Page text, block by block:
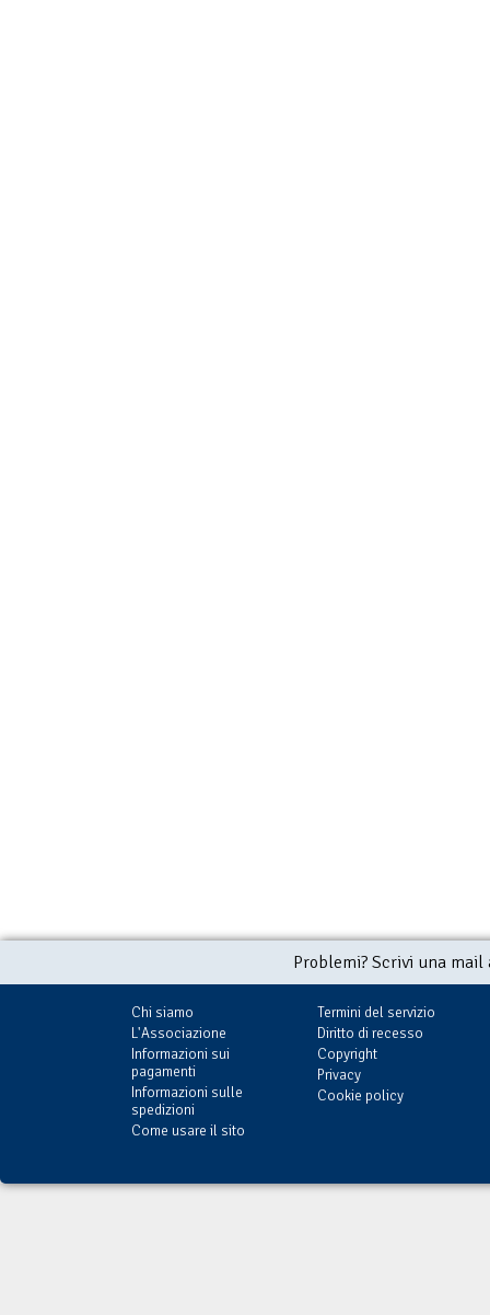
Problemi? Scrivi una
Chi siamo
L'Associazione
Informazioni sui
pagamenti
Informazioni sulle
spedizioni
Come usare il sito
Termini del servizio
Diritto di recesso
Copyright
Privacy
Cookie policy